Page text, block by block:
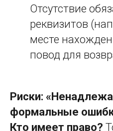
Отсутствие
реквизитов
месте
повод для
Риски:
формальные
Кто имеет право?